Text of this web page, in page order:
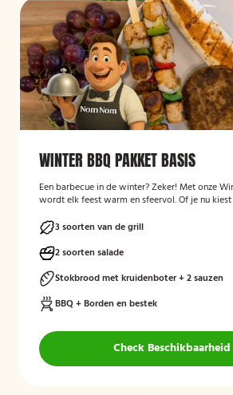
WINTER BBQ PAKKET BASIS
Een barbecue in de winter? Zeker! Met onze
wordt elk feest warm en sfeervol. Of je nu
met een bezorgpakket: wij zorgen dat alles klopt.
3 soorten van de grill
2 soorten salade
Stokbrood met kruidenboter + 2 sauzen
BBQ + Borden en bestek
Check Beschikbaarheid